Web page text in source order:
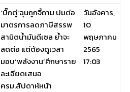
‘บิ๊กตู่’ฉุนถูกจี้ถาม ปมต่อ
มาตรการลดภาษีสรรพ
สามิตน้ำมันดีเซล ย้ำจะ
ลดต่อ แต่ต้องดูเวลา
มอบ‘พลังงาน’ศึกษาราย
ละเอียดเสนอ
ครม.สัปดาห์หน้า
วันอังคาร,
10
พฤษภาคม
2565
17:03